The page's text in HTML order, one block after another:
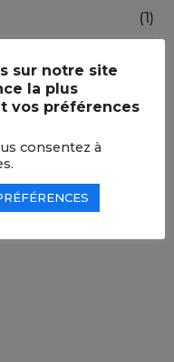
(1)
: VALEURS,
sur notre site
la plus
vos préférences
consentez à